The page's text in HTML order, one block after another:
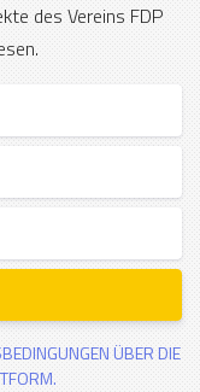
des Vereins FDP
ÜBER DIE